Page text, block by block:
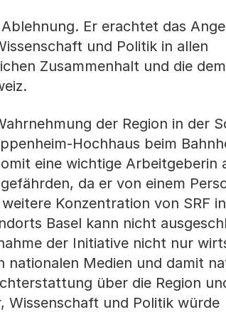
Er erachtet das
und Politik in allen
Zusammenhalt und die
der Region in der
Hochhaus beim
eine wichtige Arbeitgeberin
da er von einem
Konzentration von SRF
Basel kann nicht
der Initiative nicht nur
Medien und damit
über die Region
Wissenschaft und Politik würde